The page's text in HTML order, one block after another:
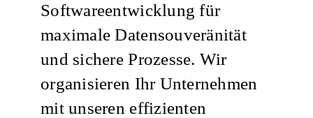
Softwareentwicklung für
maximale Datensouveränität
und sichere Prozesse. Wir
organisieren Ihr Unternehmen
mit unseren effizienten